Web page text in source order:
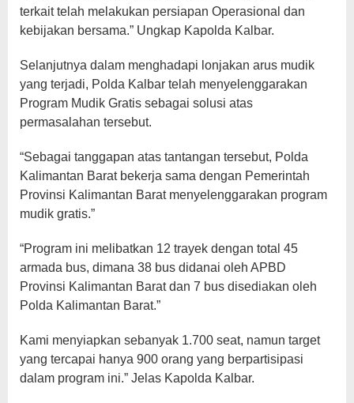
terkait telah melakukan persiapan Operasional dan
kebijakan bersama.” Ungkap Kapolda Kalbar.
Selanjutnya dalam menghadapi lonjakan arus mudik
yang terjadi, Polda Kalbar telah menyelenggarakan
Program Mudik Gratis sebagai solusi atas
permasalahan tersebut.
“Sebagai tanggapan atas tantangan tersebut, Polda
Kalimantan Barat bekerja sama dengan Pemerintah
Provinsi Kalimantan Barat menyelenggarakan program
mudik gratis.”
“Program ini melibatkan 12 trayek dengan total 45
armada bus, dimana 38 bus didanai oleh APBD
Provinsi Kalimantan Barat dan 7 bus disediakan oleh
Polda Kalimantan Barat.”
Kami menyiapkan sebanyak 1.700 seat, namun target
yang tercapai hanya 900 orang yang berpartisipasi
dalam program ini.” Jelas Kapolda Kalbar.